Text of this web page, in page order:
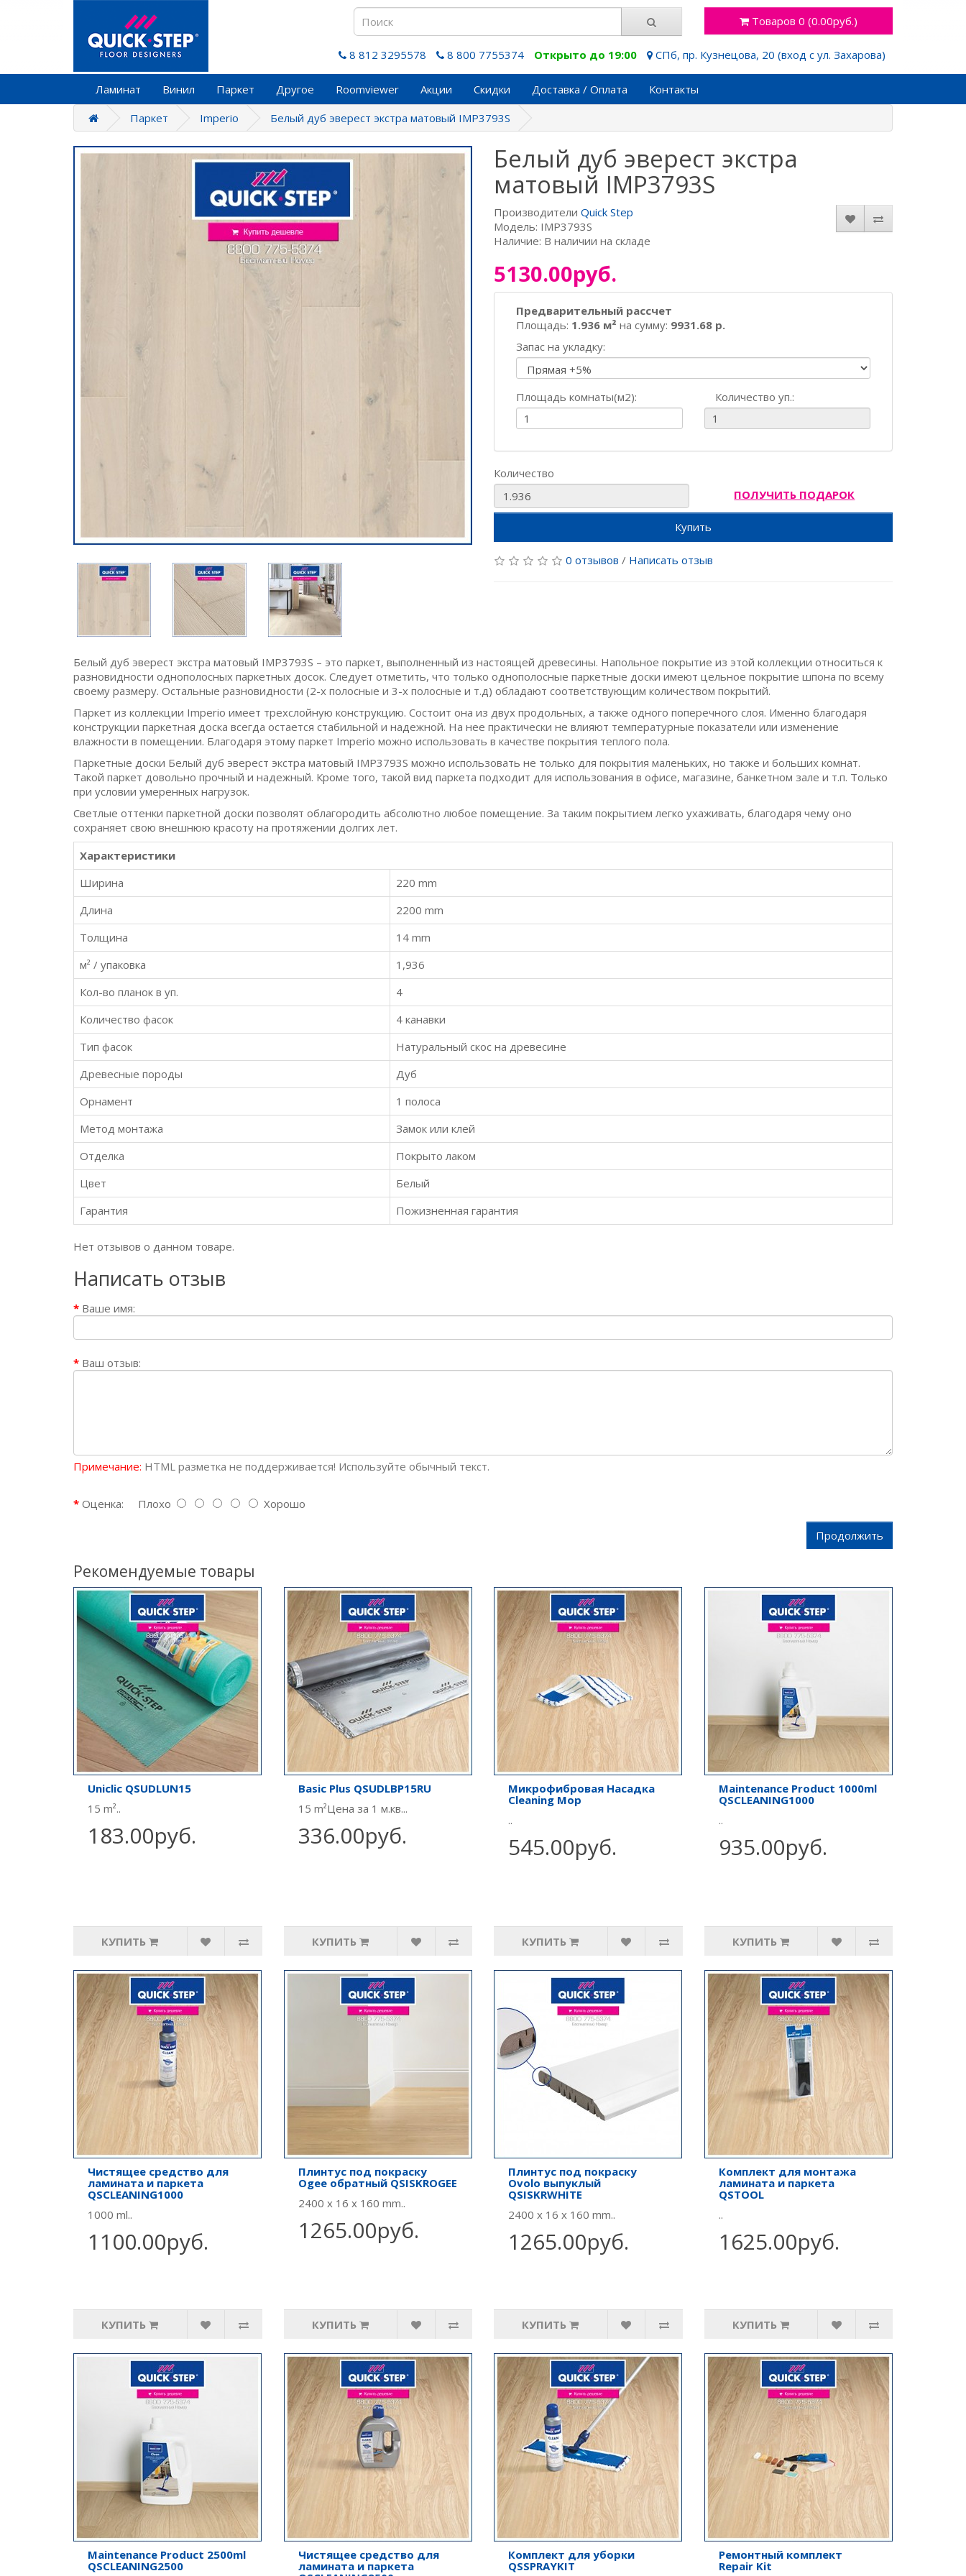
Товаров 0 (0.00руб.)
8 812 3295578 8 800 7755374 Открыто до 19:00 СПб, пр. Кузнецова, 20 (вход с ул. Захарова)
Ламинат Винил Паркет Другое Roomviewer Акции Скидки Доставка / Оплата
Контакты
Паркет
Imperio Белый дуб эверест экстра матовый IMP3793S
Белый дуб эверест экстра
матовый IMP3793S
Производители Quick Step
Модель: IMP3793S
Наличие: В наличии на складе
5130.00руб.
Предварительный рассчет
Площадь: 1.936 м² на сумму: 9931.68 р.
Запас на укладку:
Площадь комнаты(м2): Количество уп.:
Количество
ПОЛУЧИТЬ ПОДАРОК
Купить
0 отзывов / Написать отзыв
Белый дуб эверест экстра матовый IMP3793S – это паркет, выполненный из настоящей древесины. Напольное покрытие из этой коллекции относиться к
разновидности однополосных паркетных досок. Следует отметить, что только однополосные паркетные доски имеют цельное покрытие шпона по всему
своему размеру. Остальные разновидности (2-х полосные и 3-х полосные и т.д) обладают соответствующим количеством покрытий.
Паркет из коллекции Imperio имеет трехслойную конструкцию. Состоит она из двух продольных, а также одного поперечного слоя. Именно благодаря
конструкции паркетная доска всегда остается стабильной и надежной. На нее практически не влияют температурные показатели или изменение
влажности в помещении. Благодаря этому паркет Imperio можно использовать в качестве покрытия теплого пола.
Паркетные доски Белый дуб эверест экстра матовый IMP3793S можно использовать не только для покрытия маленьких, но также и больших комнат.
Такой паркет довольно прочный и надежный. Кроме того, такой вид паркета подходит для использования в офисе, магазине, банкетном зале и т.п. Только
при условии умеренных нагрузок.
Светлые оттенки паркетной доски позволят облагородить абсолютно любое помещение. За таким покрытием легко ухаживать, благодаря чему оно
сохраняет свою внешнюю красоту на протяжении долгих лет.
Характеристики
Ширина
220 mm
Длина
2200 mm
Толщина
14 mm
м² / упаковка
1,936
Кол-во планок в уп.
4
Количество фасок
4 канавки
Тип фасок
Натуральный скос на древесине
Древесные породы
Дуб
Орнамент
1 полоса
Метод монтажа
Замок или клей
Отделка
Покрыто лаком
Цвет
Белый
Гарантия
Пожизненная гарантия
Нет отзывов о данном товаре.
Написать отзыв
Ваше имя:
Ваш отзыв:
Примечание: HTML разметка не поддерживается! Используйте обычный текст.
Оценка: Плохо Хорошо
Продолжить
Рекомендуемые товары
Uniclic QSUDLUN15
15 m²..
183.00руб.
КУПИТЬ
Basic Plus QSUDLBP15RU
15 m²Цена за 1 м.кв...
336.00руб.
КУПИТЬ
Микрофибровая Насадка
Cleaning Mop
..
545.00руб.
КУПИТЬ
Maintenance Product 1000ml
QSCLEANING1000
..
935.00руб.
КУПИТЬ
Чистящее средство для
ламината и паркета
QSCLEANING1000
1000 ml..
1100.00руб.
КУПИТЬ
Плинтус под покраску
Ogee обратный QSISKROGEE
2400 x 16 x 160 mm..
1265.00руб.
КУПИТЬ
Плинтус под покраску
Ovolo выпуклый
QSISKRWHITE
2400 x 16 x 160 mm..
1265.00руб.
КУПИТЬ
Комплект для монтажа
ламината и паркета
QSTOOL
..
1625.00руб.
КУПИТЬ
Maintenance Product 2500ml
QSCLEANING2500
Чистящее средство для
ламината и паркета
Комплект для уборки
QSSPRAYKIT
Ремонтный комплект
Repair Kit